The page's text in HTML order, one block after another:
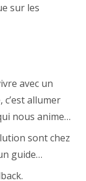
sur les
avec un
allumer
nous anime…
sont chez
guide…